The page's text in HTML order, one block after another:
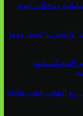
وتدخلات جوية
والمغرب “تحمل دوما
العام لمنظمة
ربع النهائي عقب تعادله